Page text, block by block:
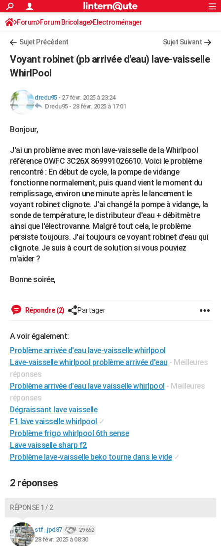
ACTUALITÉS
Politique
Société
Faits Divers
Education
Monde
Villes
+
Programme TV
TNTStreaming
Cinéma
Sorties cinéma
Musique
+FINANCE
Retraite
Impôts
Epargne
Immobilier
Risques naturels par ville
Banque
Assurance
Crédit
AUTO
Essais
Réserver un essai
Citadines
Berlines
SUV
Forum auto
+HIGH-TECH
Mobiles
Meilleur smartphone
Internet
Ordinateurs
Jeux vidéo
Guide high-tech
BRICOLAGE
Forum
Aménagement intérieur
Extérieur
Cuisine
Salle de bains
Jardinage
Rangement
WEEK-END
Guides de France
Escapades
Patrimoine
Expositions
Musées
Week-end nature
+LIFESTYLE
Art de vivre
Bien-être
Loisirs
Mode
Modes de vie
SANTE
Alimentation
Guide de la santé
Maladies
Médicaments
Sommeil
VOYAGE
Destinations
City break
Voyage nature
Voyage de noces
Forum
Climat
+PHOTO
GUIDES D'ACHAT
Carte de Noël
Carte Bonne année
Carte Saint-Valentin
Carte Pâques
Carte d'anniversaire
DICTIONNAIRE
PROGRAMME TV
COPAINS D'AVANT
S'inscrire
Se connecter
Lycées
Collèges
Primaires
Universités
Entreprises
Service militaire
Avis de recherche
AVIS DE DÉCÈS
Bricolage
Lifestyle
Culture
Sport
Auto
Television
Voyage
Cinema
S'inscrire
Connexion
Forum Forum Bricolage Electroménager
Sujet Précédent Sujet Suivant
Voyant robinet (pb arrivée d'eau) lave-vaisselle
WhirlPool
dredu95- 27 févr. 2025 à 23:24
Dredu95 - 28 févr. 2025 à 17:01
Bonjour,
J'ai un problème avec mon lave-vaisselle de la Whirlpool
référence OWFC 3C26X 869991026610. Voici le problème
rencontré : En début de cycle, la pompe de vidange
fonctionne normalement, puis quand vient le moment du
remplissage, environ une minute après le lancement le
voyant robinet clignote. J'ai changé la pompe à vidange, la
sonde de température, le distributeur d'eau + débitmètre
ainsi que l'électrovanne. Malgré tout cela, le problème
persiste toujours. J'ai toujours ce voyant robinet d'eau qui
clignote. Je suis à court de solution si vous pouviez
m'aider ?
Bonne soirée,
Répondre (2) Partager
A voir également:
Problème arrivée d'eau lave-vaisselle whirlpool
Lave-vaisselle whirlpool problème arrivée d'eau - Meilleures
réponses
Problème arrivée d'eau lave vaisselle whirlpool - Meilleures
réponses
Dégraissant lave vaisselle
F1 lave vaisselle whirlpool ✓
Problème frigo whirlpool 6th sense
Lave vaisselle sharp f2
Problème lave-vaisselle beko tourne dans le vide ✓
2 réponses
RÉPONSE 1 / 2
stf_jpd87 29 662
28 févr. 2025 à 08:30